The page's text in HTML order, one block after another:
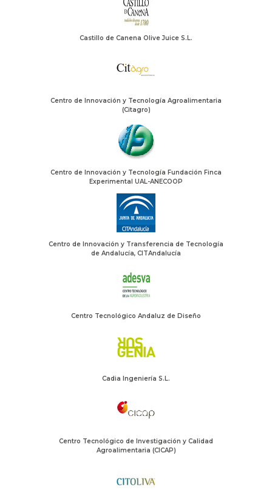
Castillo de Canena Olive Juice S.L.
Centro de Innovación y Tecnología Agroalimentaria
(Citagro)
Centro de Innovación y Tecnología Fundación Finca
Experimental UAL-ANECOOP
Centro de Innovación y Transferencia de Tecnología
de Andalucía, CITAndalucía
Centro Tecnológico Andaluz de Diseño
Cadia Ingeniería S.L.
Centro Tecnológico de Investigación y Calidad
Agroalimentaria (CICAP)